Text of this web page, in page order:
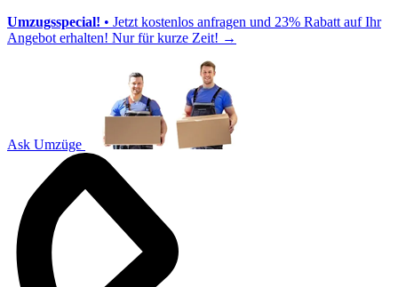
Umzugsspecial! • Jetzt kostenlos anfragen und 23% Rabatt auf Ihr
Angebot erhalten! Nur für kurze Zeit! →
Ask Umzüge